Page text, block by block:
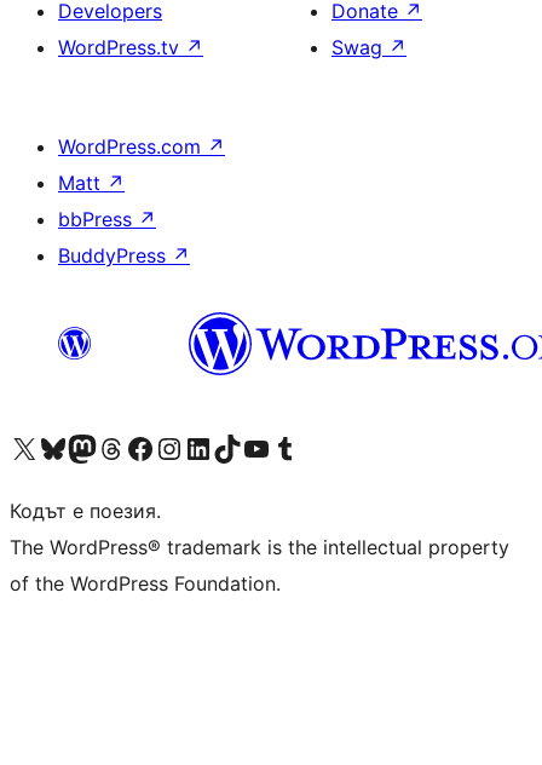
Developers
WordPress.tv ↗
Donate ↗
Swag ↗
WordPress.com ↗
Matt ↗
bbPress ↗
BuddyPress ↗
Visit our X (formerly Twitter) account
Visit our Bluesky account
Visit our Mastodon account
Visit our Threads account
Посетете нашата страница във Facebook
Посетете нашия профил в Instagram
Посетете нашия профил в LinkedIn
Visit our TikTok account
Visit our YouTube channel
Visit our Tumblr account
Кодът е поезия.
The WordPress® trademark is the intellectual property
of the WordPress Foundation.